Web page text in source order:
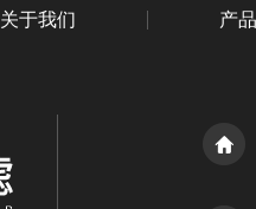
关于我们 产